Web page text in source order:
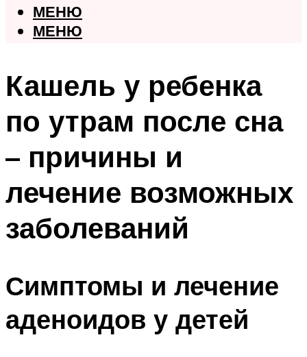
МЕНЮ
МЕНЮ
Кашель у ребенка
по утрам после сна
– причины и
лечение возможных
заболеваний
Симптомы и лечение
аденоидов у детей